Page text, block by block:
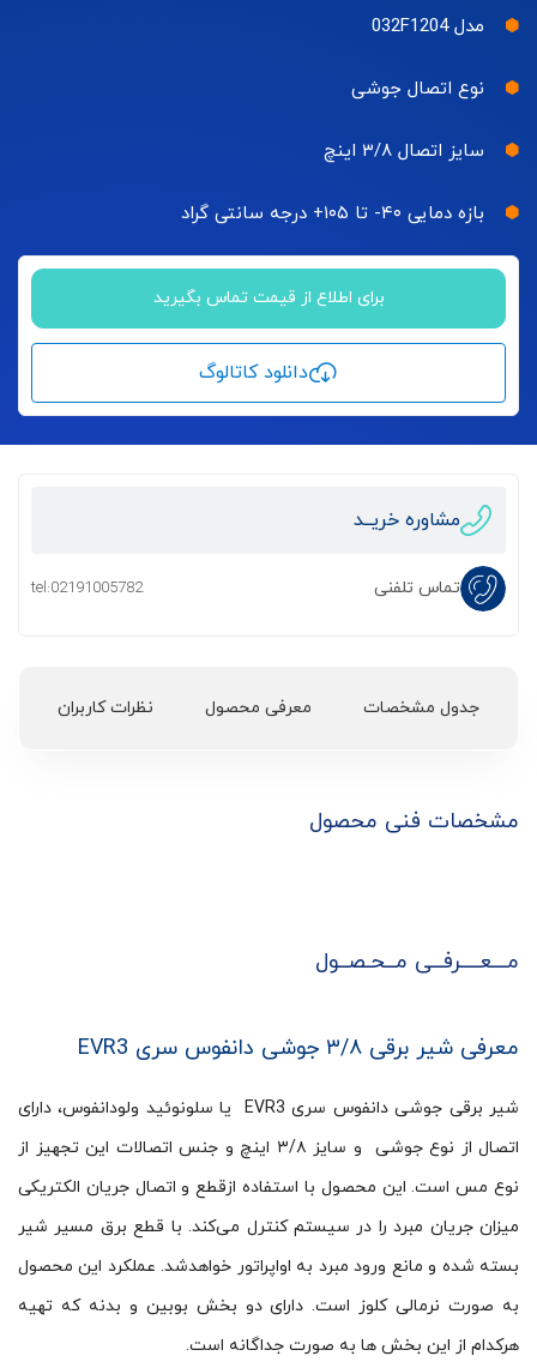
مدل 032F1204
نوع اتصال جوشی
سایز اتصال ۳/۸ اینچ
بازه دمایی ۴۰- تا ۱۰۵+ درجه سانتی گراد
برای اطلاع از قیمت تماس بگیرید
دانلود کاتالوگ
مشاوره خریــد
تماس تلفنی tel:02191005782
جدول مشخصات معرفی محصول نظرات کاربران
مشخصات فنی محصول
مـــعــــرفــی مــحـصــول
معرفی شیر برقی ۳/۸ جوشی دانفوس سری EVR3
شیر برقی جوشی دانفوس سری EVR3 یا سلونوئید ولودانفوس، دارای
اتصال از نوع جوشی و سایز ۳/۸ اینچ و جنس اتصالات این تجهیز از
نوع مس است. این محصول با استفاده ازقطع و اتصال جریان الکتریکی
میزان جریان مبرد را در سیستم کنترل می‌کند. با قطع برق مسیر شیر
بسته شده و مانع ورود مبرد به اواپراتور خواهدشد. عملکرد این محصول
به صورت نرمالی کلوز است. دارای دو بخش بوبین و بدنه که تهیه
هرکدام از این بخش ها به صورت جداگانه است.